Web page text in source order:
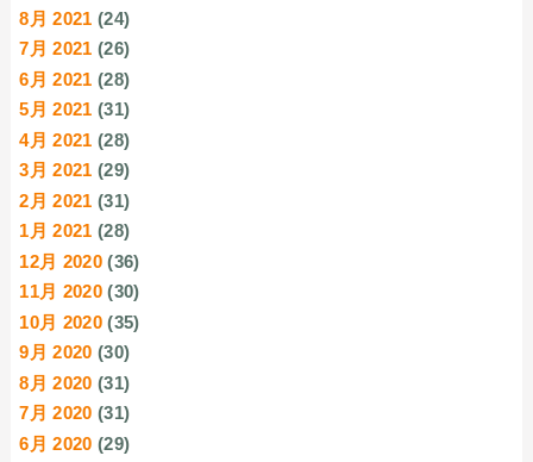
8月 2021 (24)
7月 2021 (26)
6月 2021 (28)
5月 2021 (31)
4月 2021 (28)
3月 2021 (29)
2月 2021 (31)
1月 2021 (28)
12月 2020 (36)
11月 2020 (30)
10月 2020 (35)
9月 2020 (30)
8月 2020 (31)
7月 2020 (31)
6月 2020 (29)